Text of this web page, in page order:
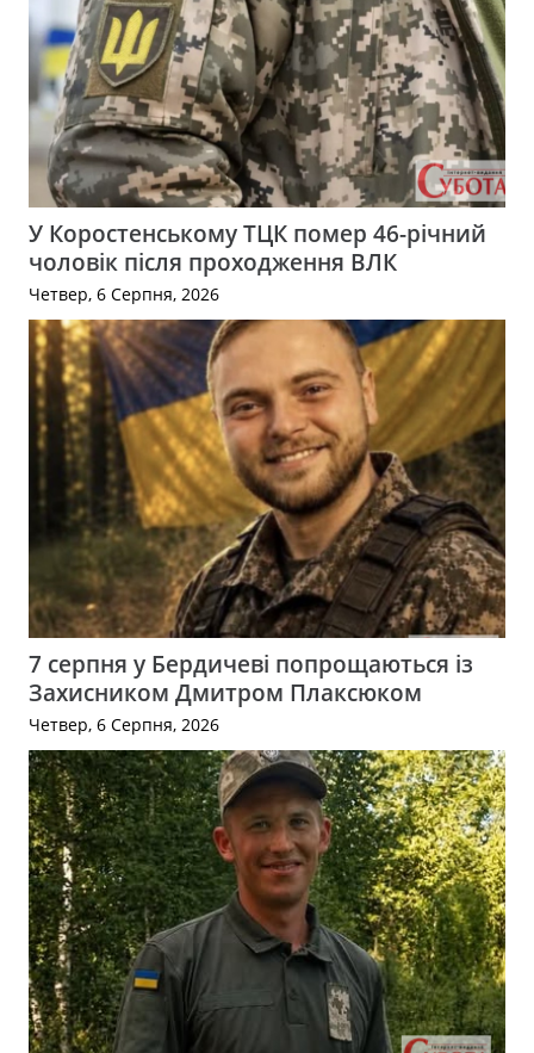
У Коростенському ТЦК помер 46-річний
чоловік після проходження ВЛК
Четвер, 6 Серпня, 2026
7 серпня у Бердичеві попрощаються із
Захисником Дмитром Плаксюком
Четвер, 6 Серпня, 2026